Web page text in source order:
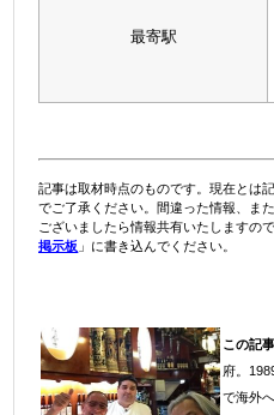
最寄駅
記事は取材時点のものです。現在とは
でご了承ください。間違った情報、ま
ございましたら情報共有いたしますの
掲示板 」に書き込んでください。
この記
府。
で海外